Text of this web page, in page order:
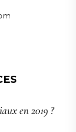
en 2019 ?